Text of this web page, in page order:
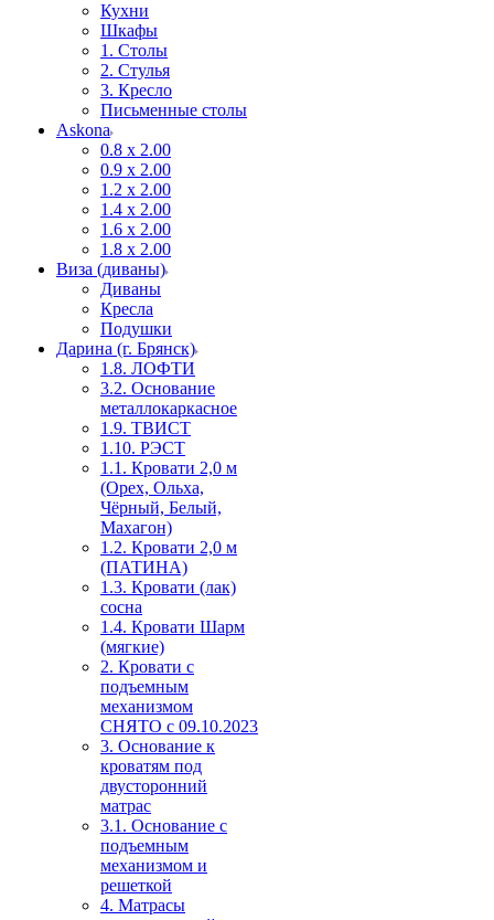
Кухни
Шкафы
1. Столы
2. Стулья
3. Кресло
Письменные столы
Askona
0.8 х 2.00
0.9 х 2.00
1.2 х 2.00
1.4 х 2.00
1.6 х 2.00
1.8 х 2.00
Виза (диваны)
Диваны
Кресла
Подушки
Дарина (г. Брянск)
1.8. ЛОФТИ
3.2. Основание
металлокаркасное
1.9. ТВИСТ
1.10. РЭСТ
1.1. Кровати 2,0 м
(Орех, Ольха,
Чёрный, Белый,
Махагон)
1.2. Кровати 2,0 м
(ПАТИНА)
1.3. Кровати (лак)
сосна
1.4. Кровати Шарм
(мягкие)
2. Кровати с
подъемным
механизмом
СНЯТО с 09.10.2023
3. Основание к
кроватям под
двусторонний
матрас
3.1. Основание с
подъемным
механизмом и
решеткой
4. Матрасы